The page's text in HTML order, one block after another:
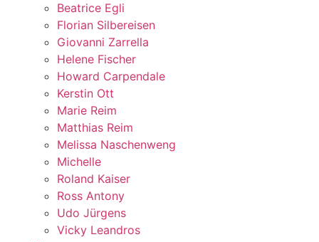
Beatrice Egli
Florian Silbereisen
Giovanni Zarrella
Helene Fischer
Howard Carpendale
Kerstin Ott
Marie Reim
Matthias Reim
Melissa Naschenweng
Michelle
Roland Kaiser
Ross Antony
Udo Jürgens
Vicky Leandros